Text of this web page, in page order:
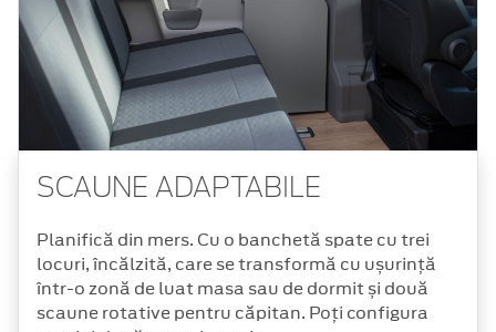
SCAUNE ADAPTABILE
Planifică din mers. Cu o banchetă spate cu trei
locuri, încălzită, care se transformă cu ușurință
într-o zonă de luat masa sau de dormit și două
scaune rotative pentru căpitan. Poți configura